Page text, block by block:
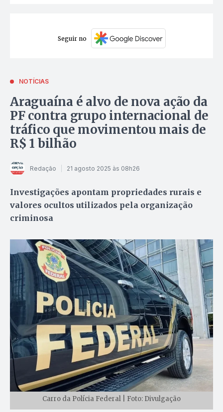
Seguir no
NOTÍCIAS
Araguaína é alvo de nova ação da
PF contra grupo internacional de
tráfico que movimentou mais de
R$ 1 bilhão
Redação 21 agosto 2025 às 08h26
Investigações apontam propriedades rurais e
valores ocultos utilizados pela organização
criminosa
Carro da Polícia Federal | Foto: Divulgação